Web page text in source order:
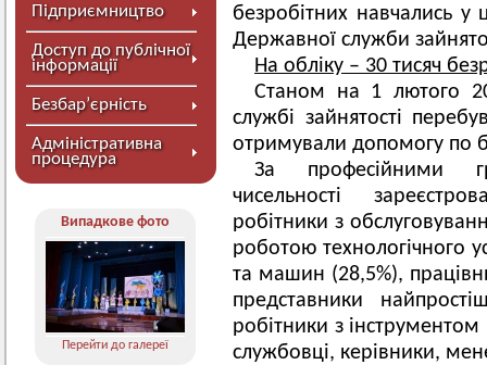
Підприємництво
Доступ до публічної
інформації
Безбар’єрність
Адміністративна
процедура
Випадкове фото
Перейти до галереї
безробітних навчались у
Державної служби
На обліку – 30 тисяч
Станом на 1 лютого
службі зайнятості
отримували допомогу по
За професійними
чисельності
робітники з
роботою технологічного
та машин (28,5%),
представники
робітники з
службовці, керівники,